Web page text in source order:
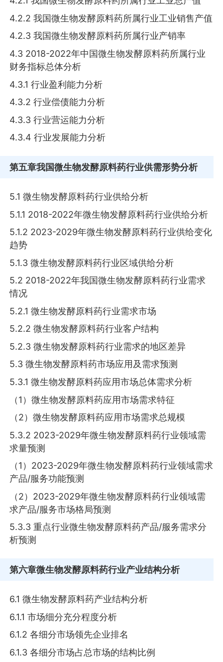
4.2.2 我国微生物发酵原料药所属行业工业销售产值
4.2.3 我国微生物发酵原料药所属行业产销率
4.3 2018-2022年中国微生物发酵原料药所属行业
财务指标总体分析
4.3.1 行业盈利能力分析
4.3.2 行业偿债能力分析
4.3.3 行业营运能力分析
4.3.4 行业发展能力分析
第五章我国微生物发酵原料药行业供需形势分析
5.1 微生物发酵原料药行业供给分析
5.1.1 2018-2022年微生物发酵原料药行业供给分析
5.1.2 2023-2029年微生物发酵原料药行业供给变化
趋势
5.1.3 微生物发酵原料药行业区域供给分析
5.2 2018-2022年我国微生物发酵原料药行业需求
情况
5.2.1 微生物发酵原料药行业需求市场
5.2.2 微生物发酵原料药行业客户结构
5.2.3 微生物发酵原料药行业需求的地区差异
5.3 微生物发酵原料药市场应用及需求预测
5.3.1 微生物发酵原料药应用市场总体需求分析
（1）微生物发酵原料药应用市场需求特征
（2）微生物发酵原料药应用市场需求总规模
5.3.2 2023-2029年微生物发酵原料药行业领域需
求量预测
（1）2023-2029年微生物发酵原料药行业领域需求
产品/服务功能预测
（2）2023-2029年微生物发酵原料药行业领域需
求产品/服务市场格局预测
5.3.3 重点行业微生物发酵原料药产品/服务需求分
析预测
第六章微生物发酵原料药行业产业结构分析
6.1 微生物发酵原料药产业结构分析
6.1.1 市场细分充分程度分析
6.1.2 各细分市场领先企业排名
6.1.3 各细分市场占总市场的结构比例